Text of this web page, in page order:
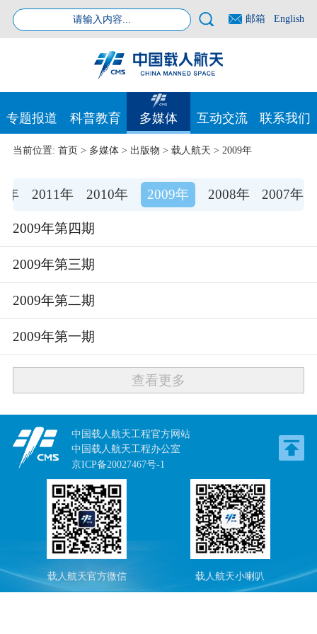
邮箱 English
专题报道 科普教育 多媒体 互动交流 联系我们
年 2011年 2010年 2009年 2008年 2007年
当前位置: 首页> 多媒体> 出版物 > 载人航天 > 2009年
2009年第四期
2009年第三期
2009年第二期
2009年第一期
查看更多
中国载人航天工程官方网站
中国载人航天工程办公室
京ICP备20027467号-1
载人航天官方微信 载人航天小喇叭